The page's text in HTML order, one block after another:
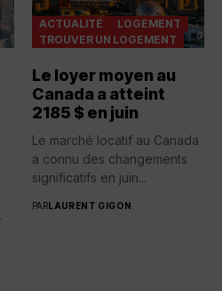
ACTUALITÉ
LOGEMENT
TROUVER UN LOGEMENT
Le loyer moyen au
Canada a atteint
2185 $ en juin
Le marché locatif au Canada
a connu des changements
significatifs en juin...
PARLAURENT GIGON